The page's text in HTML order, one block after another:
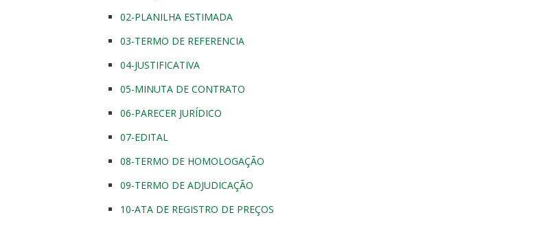
02-PLANILHA ESTIMADA
03-TERMO DE REFERENCIA
04-JUSTIFICATIVA
05-MINUTA DE CONTRATO
06-PARECER JURÍDICO
07-EDITAL
08-TERMO DE HOMOLOGAÇÃO
09-TERMO DE ADJUDICAÇÃO
10-ATA DE REGISTRO DE PREÇOS